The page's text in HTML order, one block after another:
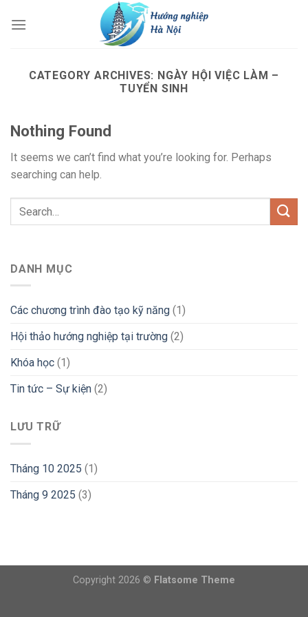
CATEGORY ARCHIVES: NGÀY HỘI VIỆC LÀM –
TUYỂN SINH
Nothing Found
It seems we can’t find what you’re looking for. Perhaps
searching can help.
DANH MỤC
Các chương trình đào tạo kỹ năng (1)
Hội thảo hướng nghiệp tại trường (2)
Khóa học (1)
Tin tức – Sự kiện (2)
LƯU TRỮ
Tháng 10 2025 (1)
Tháng 9 2025 (3)
Copyright 2026 © Flatsome Theme